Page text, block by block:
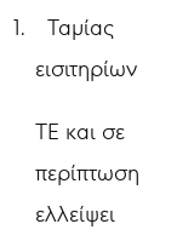
1.
Ταμίας
εισιτηρίων
ΤΕ και σε
περίπτωση
ελλείψει